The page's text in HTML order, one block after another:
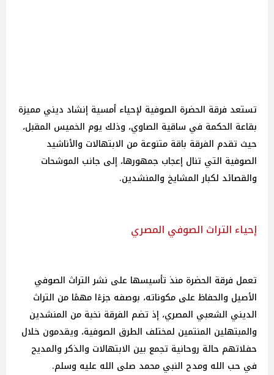
تستعد فرقة الحضرة الصوفية لإحياء أمسية إنشاد ديني مميزة
بقاعة الحكمة في ساقية الصاوي، وذلك يوم الخميس المقبل،
حيث تقدم الفرقة باقة متنوعة من الابتهالات والأناشيد
الصوفية التي تنال إعجاب جمهورها، إلى جانب الموشحات
والقصائد لكبار المشايخ والمنشدين.
إحياء التراث الصوفي المصري
تعمل فرقة الحضرة منذ تأسيسها على نشر التراث الصوفي
الأصيل والحفاظ على مكوناته، بوصفه جزءًا مهمًا من التراث
الديني الشعبي المصري، إذ تضم الفرقة نخبة من المنشدين
والمبتهلين المنتمين لمختلف الطرق الصوفية، ويقدمون خلال
حفلاتهم حالة روحانية تجمع بين الابتهالات والذكر والمديح
في حب الله ومدح النبي محمد صلى الله عليه وسلم.